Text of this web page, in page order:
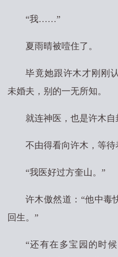
“我……”
夏雨晴被噎住了。
毕竟她跟许木才刚刚
未婚夫，别的一无所知。
就连神医，也是许木自
不由得看向许木，等待
“我医好过方奎山。”
许木傲然道：“他中毒
回生。”
“还有在多宝园的时